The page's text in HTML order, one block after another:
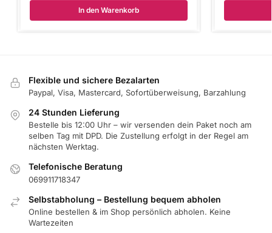
In den Warenkorb
Flexible und sichere Bezalarten
Paypal, Visa, Mastercard, Sofortüberweisung, Barzahlung
24 Stunden Lieferung
Bestelle bis 12:00 Uhr – wir versenden dein Paket noch am
selben Tag mit DPD. Die Zustellung erfolgt in der Regel am
nächsten Werktag.
Telefonische Beratung
069911718347
Selbstabholung – Bestellung bequem abholen
Online bestellen & im Shop persönlich abholen. Keine
Wartezeiten